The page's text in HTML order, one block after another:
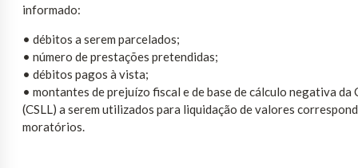
informado:
• débitos a serem parcelados;
• número de prestações pretendidas;
• débitos pagos à vista;
• montantes de prejuízo fiscal e de base de cálculo negativa
(CSLL) a serem utilizados para liquidação de valores
moratórios.